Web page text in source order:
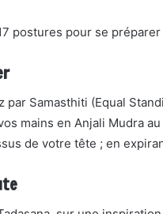
postures pour se
par Samasthiti (Equal
mains en Anjali Mudra
de votre tête ; en